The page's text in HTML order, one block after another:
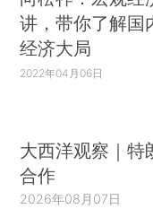
讲，带你了解国
经济大局
2022年04月06日
大西洋观察｜特
合作
2026年08月07日